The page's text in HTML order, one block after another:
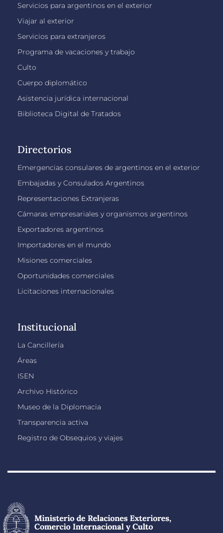
Servicios para argentinos en el exterior
Viajar al exterior
Servicios para extranjeros
Programa de vacaciones y trabajo
Culto
Cuerpo diplomático
Asistencia jurídica internacional
Biblioteca Digital de Tratados
Directorios
Emergencias consulares de argentinos en el exterior
Embajadas y Consulados Argentinos
Representaciones Extranjeras
Cámaras empresariales y organismos argentinos
Exportadores argentinos
Importadores en el mundo
Misiones comerciales
Oportunidades comerciales
Licitaciones internacionales
Institucional
La Cancillería
Áreas
ISEN
Archivo Histórico
Museo de la Diplomacia
Transparencia activa
Registro de Obsequios y viajes